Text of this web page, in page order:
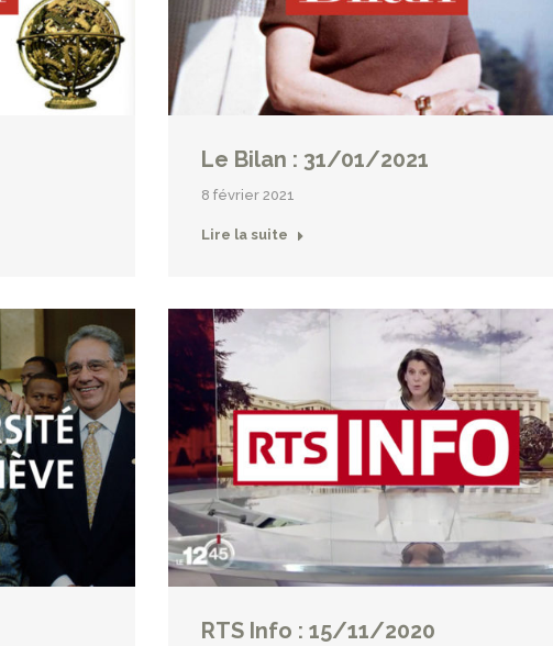
Le Bilan : 31/01/2021
8 février 2021
Lire la suite
RTS Info : 15/11/2020